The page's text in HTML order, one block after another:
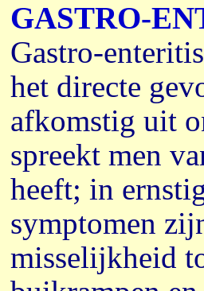
GASTRO-
Gastro-
het directe
afkomstig uit
spreekt men
heeft; in
symptomen
misselijkheid